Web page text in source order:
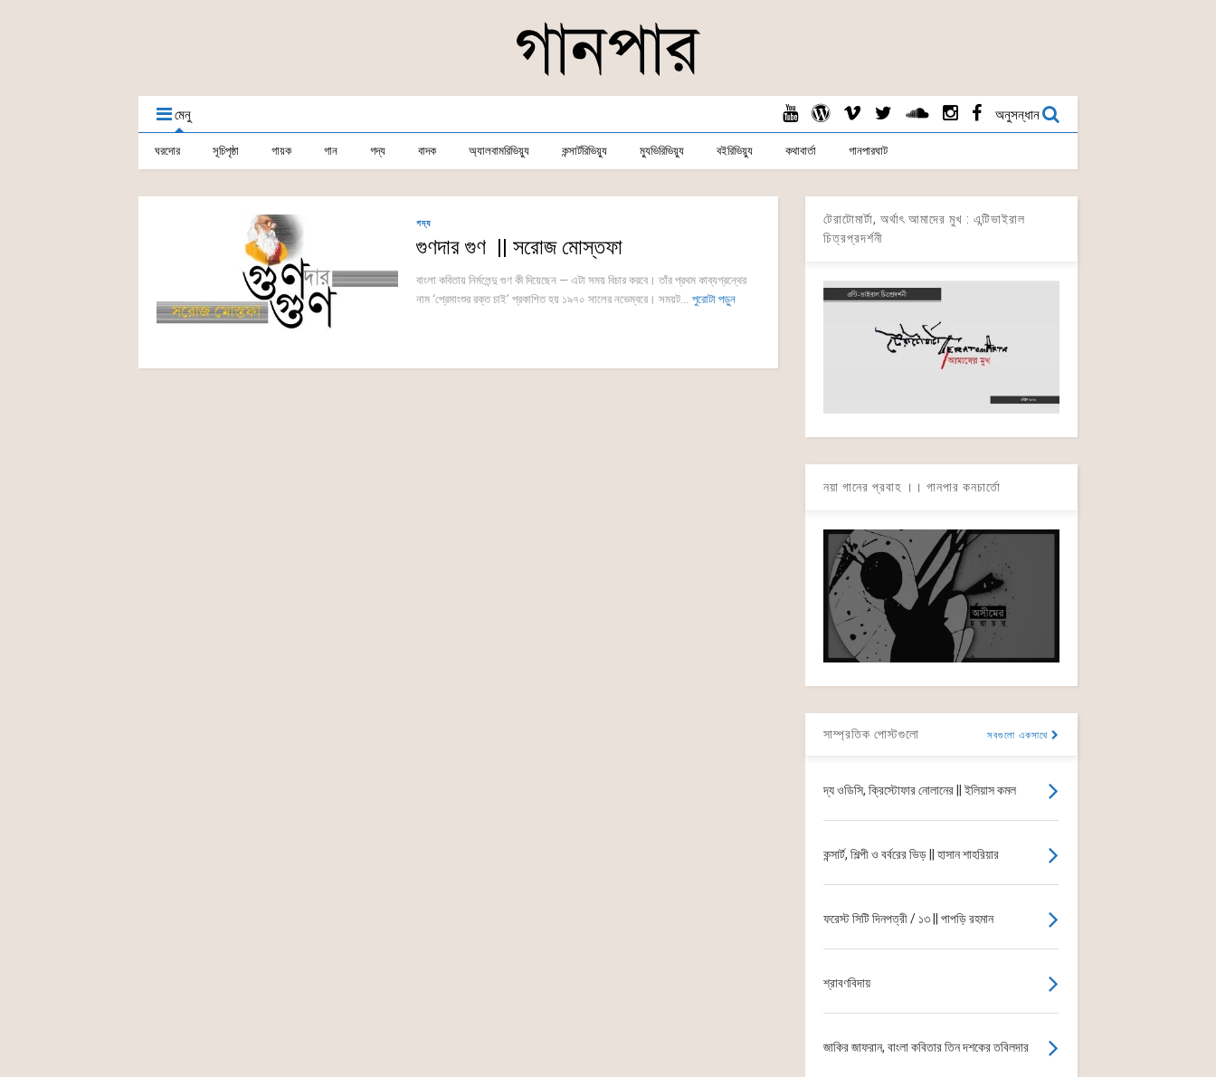
মেনু অনুসন্ধান
ঘরদোর সূচিপৃষ্ঠা গায়ক গান গদ্য বাদক অ্যালবামরিভিয়্যু কন্সার্টরিভিয়্যু ম্যুভিরিভিয়্যু বইরিভিয়্যু কথাবার্তা গানপারঘাট
গদ্য
গুণদার গুণ || সরোজ মোস্তফা
বাংলা কবিতায় নির্মলেন্দু গুণ কী দিয়েছেন — এটা সময় বিচার করবে। তাঁর প্রথম কাব্যগ্রন্থের
নাম ‘প্রেমাংশুর রক্ত চাই’ প্রকাশিত হয় ১৯৭০ সালের নভেম্বরে। সময়ট... পুরোটা পড়ুন
টেরাটোমার্টা, অর্থাৎ আমাদের মুখ : এন্টিভাইরাল
চিত্রপ্রদর্শনী
নয়া গানের প্রবাহ ।। গানপার কনচার্তো
সাম্প্রতিক পোস্টগুলো সবগুলো একসাথে
দ্য ওডিসি, ক্রিস্টোফার নোলানের || ইলিয়াস কমল
কন্সার্ট, শিল্পী ও বর্বরের ভিড় || হাসান শাহরিয়ার
ফরেস্ট সিটি দিনপত্রী / ১৩ || পাপড়ি রহমান
শ্রাবণবিদায়
জাকির জাফরান, বাংলা কবিতার তিন দশকের তবিলদার